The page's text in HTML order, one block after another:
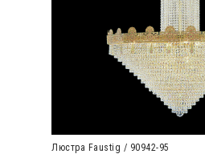
Люстра Faustig / 90942-95